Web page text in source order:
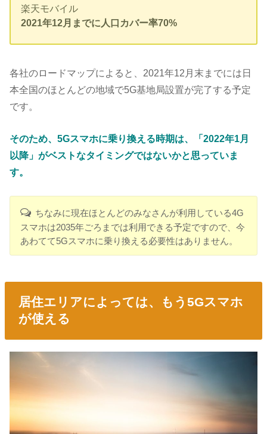
楽天モバイル
2021年12月までに人口カバー率70%
各社のロードマップによると、2021年12月末までには日
本全国のほとんどの地域で5G基地局設置が完了する予定
です。
そのため、5Gスマホに乗り換える時期は、「2022年1月
以降」がベストなタイミングではないかと思っていま
す。
ちなみに現在ほとんどのみなさんが利用している4G
スマホは2035年ごろまでは利用できる予定ですので、今
あわてて5Gスマホに乗り換える必要性はありません。
居住エリアによっては、もう5Gスマホ
が使える